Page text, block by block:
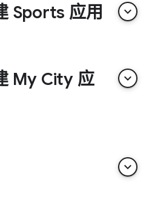
Sports 应用 keyboard_arrow_down
My City 应
keyboard_arrow_down
keyboard_arrow_down